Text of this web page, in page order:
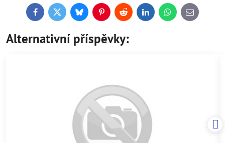
FacebookTwitterBlueskyPinterestReddit LinkedInWhatsApp
E-
mail
Alternativní příspěvky: